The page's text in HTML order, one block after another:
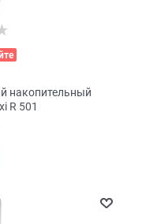
накопительный
R 501